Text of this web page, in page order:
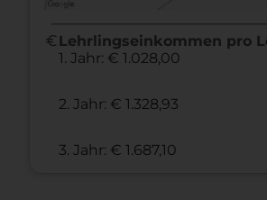
euro Lehrlingseinkommen pro
1. Jahr: € 1.028,00
2. Jahr: € 1.328,93
3. Jahr: € 1.687,10